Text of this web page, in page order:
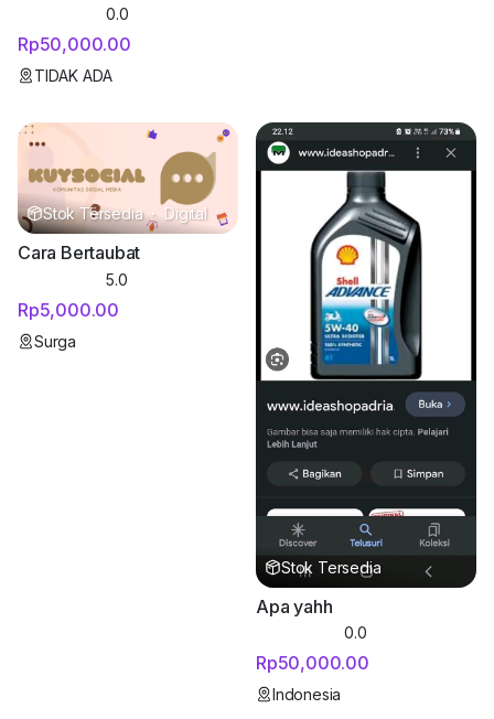
0.0
Rp50,000.00
TIDAK ADA
Stok Tersedia · Digital
Cara Bertaubat
5.0
Rp5,000.00
Surga
Stok Tersedia
Apa yahh
0.0
Rp50,000.00
Indonesia